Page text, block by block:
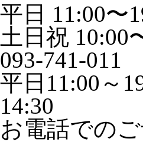
平日 11:00〜
土日祝 10:00
093-741-011
平日11:00～
14:30
お電話での